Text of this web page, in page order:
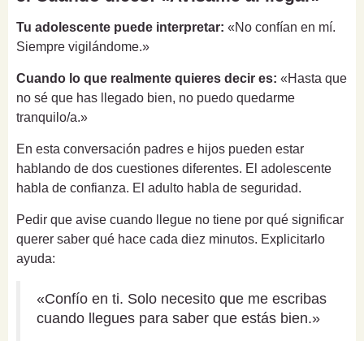
Tu adolescente puede interpretar: «No confían en mí.
Siempre vigilándome.»
Cuando lo que realmente quieres decir es: «Hasta que
no sé que has llegado bien, no puedo quedarme
tranquilo/a.»
En esta conversación padres e hijos pueden estar
hablando de dos cuestiones diferentes. El adolescente
habla de confianza. El adulto habla de seguridad.
Pedir que avise cuando llegue no tiene por qué significar
querer saber qué hace cada diez minutos. Explicitarlo
ayuda:
«Confío en ti. Solo necesito que me escribas
cuando llegues para saber que estás bien.»